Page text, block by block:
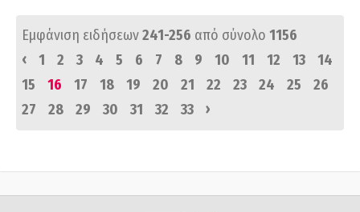
Εμφάνιση ειδήσεων241-256 από σύνολο 1156
‹
1 2 3 4 5 6 7 8 9 10 11 12 13
14
15
16 17 18 19 20 21 22 23 24 25
26
27
28 29 30 31 32 33 ›